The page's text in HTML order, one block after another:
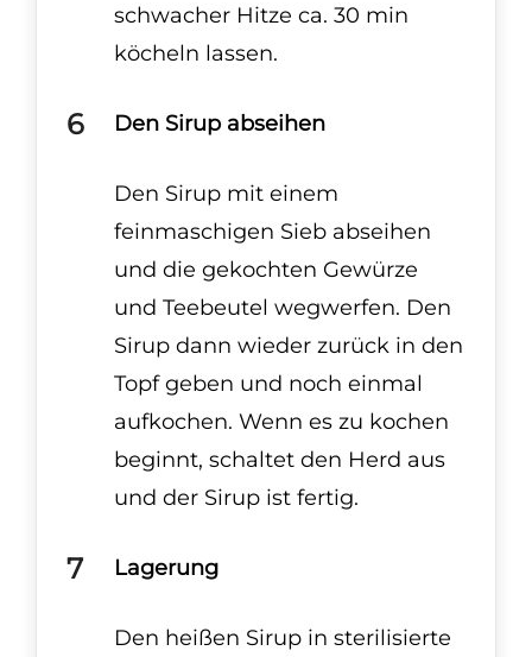
schwacher Hitze ca. 30 min
köcheln lassen.
Den Sirup abseihen
Den Sirup mit einem
feinmaschigen Sieb abseihen
und die gekochten Gewürze
und Teebeutel wegwerfen. Den
Sirup dann wieder zurück in den
Topf geben und noch einmal
aufkochen. Wenn es zu kochen
beginnt, schaltet den Herd aus
und der Sirup ist fertig.
Lagerung
Den heißen Sirup in sterilisierte